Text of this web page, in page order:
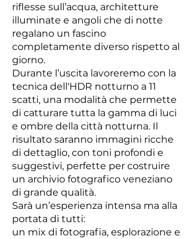
riflesse sull’acqua, architetture
illuminate e angoli che di notte
regalano un fascino
completamente diverso rispetto al
giorno.
Durante l’uscita lavoreremo con la
tecnica dell'HDR notturno a 11
scatti, una modalità che permette
di catturare tutta la gamma di luci
e ombre della città notturna. Il
risultato saranno immagini ricche
di dettaglio, con toni profondi e
suggestivi, perfette per costruire
un archivio fotografico veneziano
di grande qualità.
Sarà un’esperienza intensa ma alla
portata di tutti:
un mix di fotografia, esplorazione e